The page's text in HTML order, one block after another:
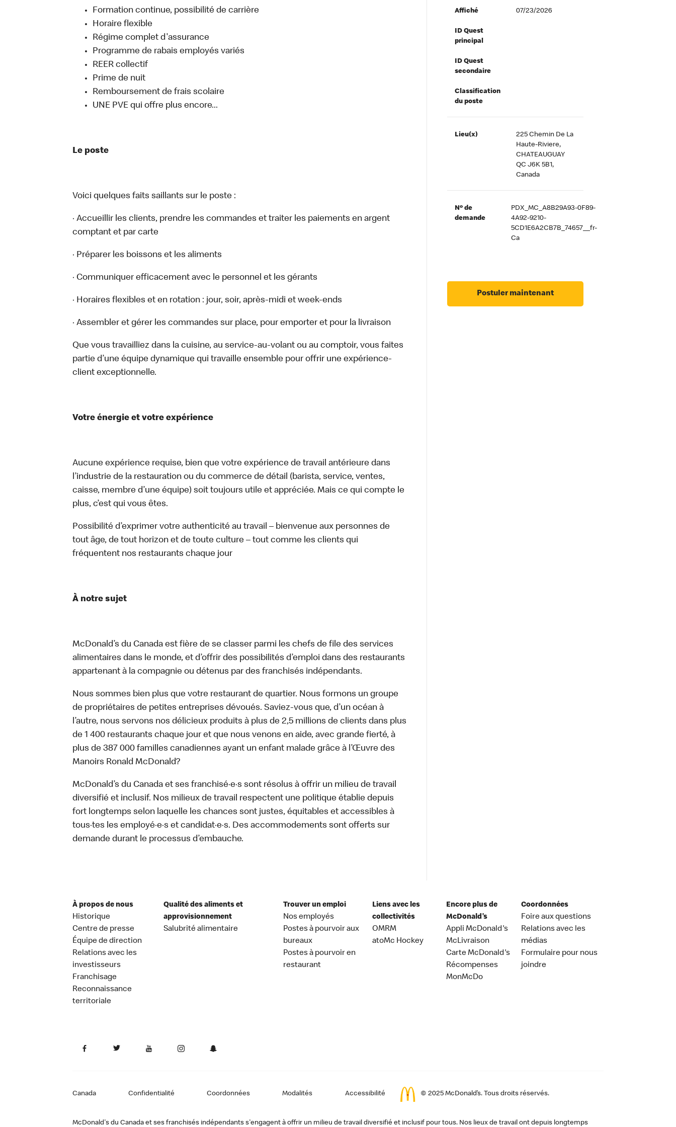
Formation continue, possibilité de carrière
Horaire flexible
Régime complet d'assurance
Programme de rabais employés variés
REER collectif
Prime de nuit
Remboursement de frais scolaire
UNE PVE qui offre plus encore...
Le poste
Voici quelques faits saillants sur le poste :
· Accueillir les clients, prendre les commandes et traiter les paiements en argent
comptant et par carte
· Préparer les boissons et les aliments
· Communiquer efficacement avec le personnel et les gérants
· Horaires flexibles et en rotation : jour, soir, après-midi et week-ends
· Assembler et gérer les commandes sur place, pour emporter et pour la livraison
Que vous travailliez dans la cuisine, au service-au-volant ou au comptoir, vous faites
partie d’une équipe dynamique qui travaille ensemble pour offrir une expérience-
client exceptionnelle.
Votre énergie et votre expérience
Aucune expérience requise, bien que votre expérience de travail antérieure dans
l’industrie de la restauration ou du commerce de détail (barista, service, ventes,
caisse, membre d’une équipe) soit toujours utile et appréciée. Mais ce qui compte le
plus, c’est qui vous êtes.
Possibilité d’exprimer votre authenticité au travail – bienvenue aux personnes de
tout âge, de tout horizon et de toute culture – tout comme les clients qui
fréquentent nos restaurants chaque jour
À notre sujet
McDonald’s du Canada est fière de se classer parmi les chefs de file des services
alimentaires dans le monde, et d’offrir des possibilités d’emploi dans des restaurants
appartenant à la compagnie ou détenus par des franchisés indépendants.
Nous sommes bien plus que votre restaurant de quartier. Nous formons un groupe
de propriétaires de petites entreprises dévoués. Saviez-vous que, d’un océan à
l’autre, nous servons nos délicieux produits à plus de 2,5 millions de clients dans plus
de 1 400 restaurants chaque jour et que nous venons en aide, avec grande fierté, à
plus de 387 000 familles canadiennes ayant un enfant malade grâce à l’Œuvre des
Manoirs Ronald McDonald?
McDonald’s du Canada et ses franchisé·e·s sont résolus à offrir un milieu de travail
diversifié et inclusif. Nos milieux de travail respectent une politique établie depuis
fort longtemps selon laquelle les chances sont justes, équitables et accessibles à
tous·tes les employé·e·s et candidat·e·s. Des accommodements sont offerts sur
demande durant le processus d’embauche.
Affiché 07/23/2026
ID Quest
principal
ID Quest
secondaire
Classification
du poste
Lieu(x)
225 Chemin De La
Haute-Riviere,
CHATEAUGUAY
QC J6K 5B1,
Canada
Nº de
demande
PDX_MC_A8B29A93-0F89-
4A92-9210-
5CD1E6A2CB7B_74657__fr-
Ca
Postuler maintenant
À propos de nous
Historique
Centre de presse
Équipe de direction
Relations avec les
investisseurs
Franchisage
Reconnaissance
territoriale
Qualité des aliments et
approvisionnement
Salubrité alimentaire
Trouver un emploi
Nos employés
Postes à pourvoir aux
bureaux
Postes à pourvoir en
restaurant
Liens avec les
collectivités
OMRM
atoMc Hockey
Encore plus de
McDonald’s
Appli McDonald's
McLivraison
Carte McDonald's
Récompenses
MonMcDo
Coordonnées
Foire aux questions
Relations avec les
médias
Formulaire pour nous
joindre
Canada Confidentialité Coordonnées Modalités Accessibilité © 2025 McDonald’s. Tous droits réservés.
McDonald's du Canada et ses franchisés indépendants s'engagent à offrir un milieu de travail diversifié et inclusif pour tous. Nos lieux de travail ont depuis longtemps